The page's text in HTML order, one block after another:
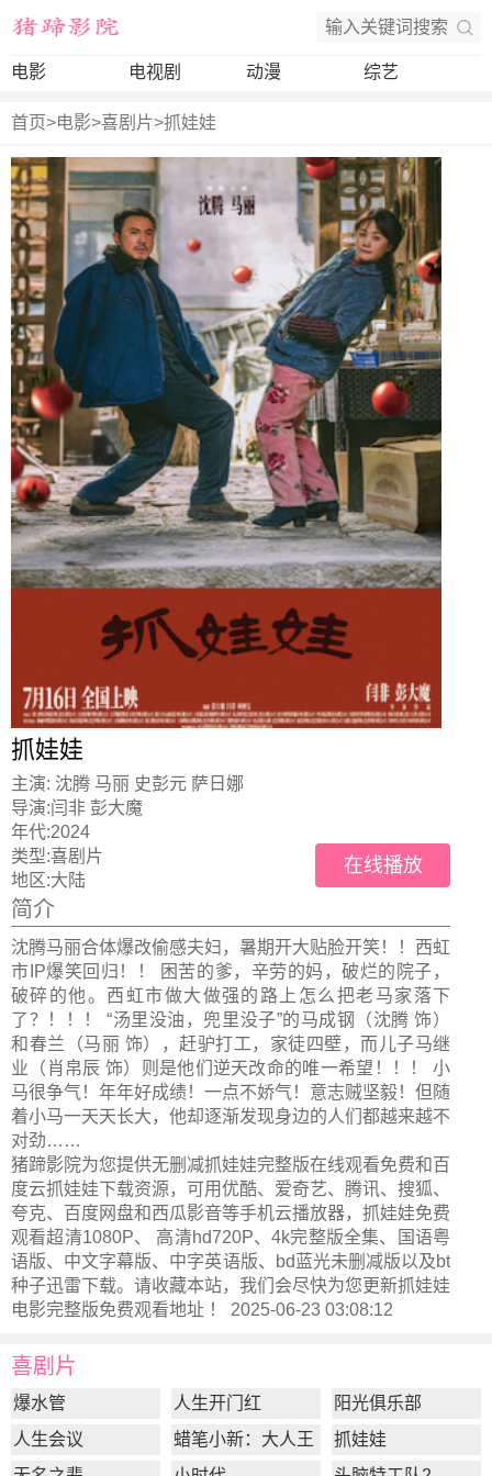
电影 电视剧 动漫 综艺
首页>电影>喜剧片>抓娃娃
抓娃娃
主演: 沈腾 马丽 史彭元 萨日娜
导演:闫非 彭大魔
年代:2024
类型:喜剧片
地区:大陆
在线播放
简介
沈腾马丽合体爆改偷感夫妇，暑期开大贴脸开笑！！西虹
市IP爆笑回归！！ 困苦的爹，辛劳的妈，破烂的院子，
破碎的他。西虹市做大做强的路上怎么把老马家落下
了？！！！ “汤里没油，兜里没子”的马成钢（沈腾 饰）
和春兰（马丽 饰），赶驴打工，家徒四壁，而儿子马继
业（肖帛辰 饰）则是他们逆天改命的唯一希望！！！ 小
马很争气！年年好成绩！一点不娇气！意志贼坚毅！但随
着小马一天天长大，他却逐渐发现身边的人们都越来越不
对劲……
猪蹄影院为您提供无删减抓娃娃完整版在线观看免费和百
度云抓娃娃下载资源，可用优酷、爱奇艺、腾讯、搜狐、
夸克、百度网盘和西瓜影音等手机云播放器，抓娃娃免费
观看超清1080P、 高清hd720P、4k完整版全集、国语粤
语版、中文字幕版、中字英语版、bd蓝光未删减版以及bt
种子迅雷下载。请收藏本站，我们会尽快为您更新抓娃娃
电影完整版免费观看地址 ！ 2025-06-23 03:08:12
喜剧片
爆水管 人生开门红
阳光俱乐部
人生会议
蜡笔小新：大人王
国的反击
抓娃娃